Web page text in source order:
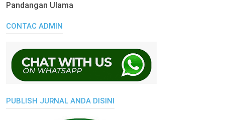
Pandangan Ulama
CONTAC ADMIN
PUBLISH JURNAL ANDA DISINI